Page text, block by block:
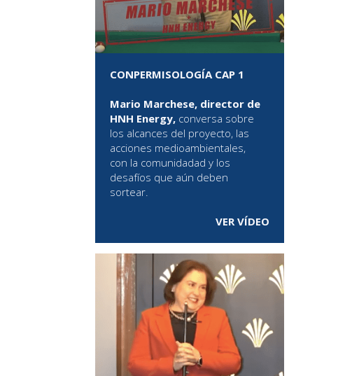
CONPERMISOLOGÍA CAP 1
Mario Marchese, director de
HNH Energy, conversa sobre
los alcances del proyecto, las
acciones medioambientales,
con la comunidadad y los
desafíos que aún deben
sortear.
VER VÍDEO